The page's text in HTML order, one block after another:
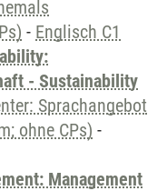
- Englisch C1
- Sustainability
Sprachangebot
ohne CPs) -
Management